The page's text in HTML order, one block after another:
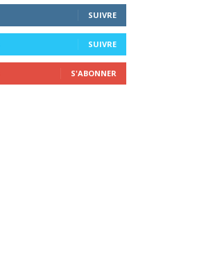
SUIVRE
SUIVRE
S'ABONNER